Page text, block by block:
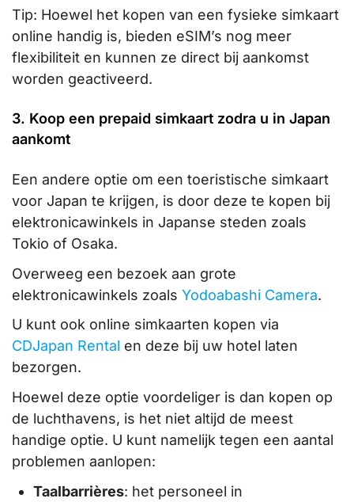
Tip: Hoewel het kopen van een fysieke simkaart
online handig is, bieden eSIM’s nog meer
flexibiliteit en kunnen ze direct bij aankomst
worden geactiveerd.
3. Koop een prepaid simkaart zodra u in Japan
aankomt
Een andere optie om een toeristische simkaart
voor Japan te krijgen, is door deze te kopen bij
elektronicawinkels in Japanse steden zoals
Tokio of Osaka.
Overweeg een bezoek aan grote
elektronicawinkels zoals Yodoabashi Camera.
U kunt ook online simkaarten kopen via
CDJapan Rental en deze bij uw hotel laten
bezorgen.
Hoewel deze optie voordeliger is dan kopen op
de luchthavens, is het niet altijd de meest
handige optie. U kunt namelijk tegen een aantal
problemen aanlopen:
Taalbarrières: het personeel in